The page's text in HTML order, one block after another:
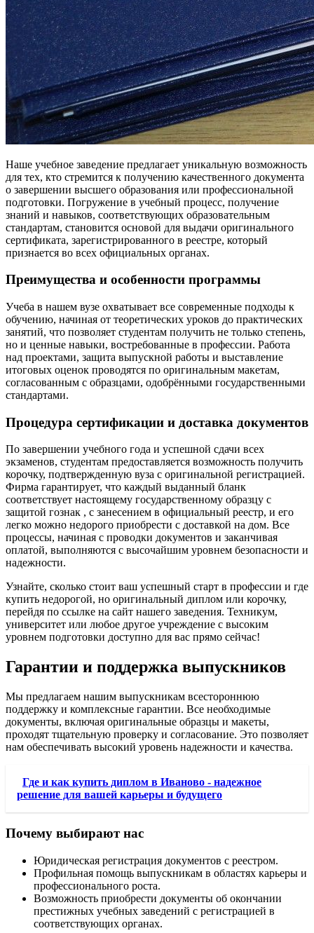
Наше учебное заведение предлагает уникальную возможность
для тех, кто стремится к получению качественного документа
о завершении высшего образования или профессиональной
подготовки. Погружение в учебный процесс, получение
знаний и навыков, соответствующих образовательным
стандартам, становится основой для выдачи оригинального
сертификата, зарегистрированного в реестре, который
признается во всех официальных органах.
Преимущества и особенности программы
Учеба в нашем вузе охватывает все современные подходы к
обучению, начиная от теоретических уроков до практических
занятий, что позволяет студентам получить не только степень,
но и ценные навыки, востребованные в профессии. Работа
над проектами, защита выпускной работы и выставление
итоговых оценок проводятся по оригинальным макетам,
согласованным с образцами, одобрёнными государственными
стандартами.
Процедура сертификации и доставка документов
По завершении учебного года и успешной сдачи всех
экзаменов, студентам предоставляется возможность получить
корочку, подтвержденную вуза с оригинальной регистрацией.
Фирма гарантирует, что каждый выданный бланк
соответствует настоящему государственному образцу с
защитой гознак , с занесением в официальный реестр, и его
легко можно недорого приобрести с доставкой на дом. Все
процессы, начиная с проводки документов и заканчивая
оплатой, выполняются с высочайшим уровнем безопасности и
надежности.
Узнайте, сколько стоит ваш успешный старт в профессии и где
купить недорогой, но оригинальный диплом или корочку,
перейдя по ссылке на сайт нашего заведения. Техникум,
университет или любое другое учреждение с высоким
уровнем подготовки доступно для вас прямо сейчас!
Гарантии и поддержка выпускников
Мы предлагаем нашим выпускникам всестороннюю
поддержку и комплексные гарантии. Все необходимые
документы, включая оригинальные образцы и макеты,
проходят тщательную проверку и согласование. Это позволяет
нам обеспечивать высокий уровень надежности и качества.
Где и как купить диплом в Иваново - надежное
решение для вашей карьеры и будущего
Почему выбирают нас
Юридическая регистрация документов с реестром.
Профильная помощь выпускникам в областях карьеры и
профессионального роста.
Возможность приобрести документы об окончании
престижных учебных заведений с регистрацией в
соответствующих органах.